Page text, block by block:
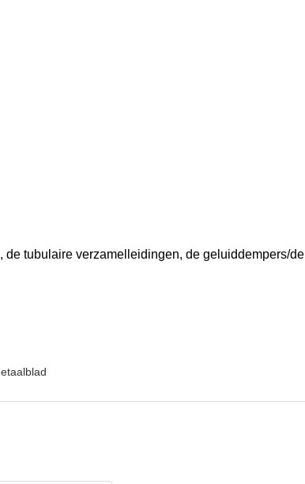
tubulaire verzamelleidingen, de geluiddempers/de